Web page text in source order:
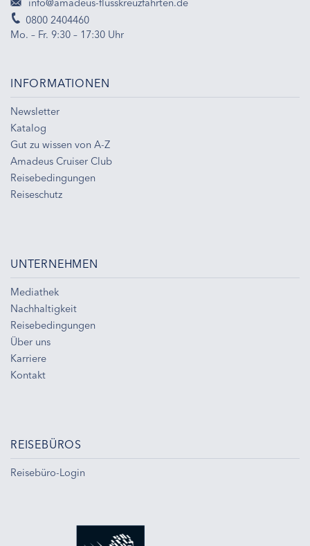
info@amadeus-flusskreuzfahrten.de
0800 2404460
Mo. – Fr. 9:30 – 17:30 Uhr
INFORMATIONEN
Newsletter
Katalog
Gut zu wissen von A-Z
Amadeus Cruiser Club
Reisebedingungen
Reiseschutz
UNTERNEHMEN
Mediathek
Nachhaltigkeit
Reisebedingungen
Über uns
Karriere
Kontakt
REISEBÜROS
Reisebüro-Login